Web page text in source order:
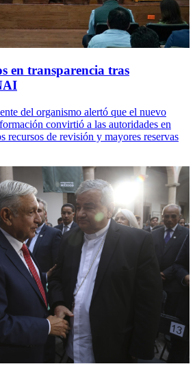
en transparencia tras
del organismo alertó que el nuevo
convirtió a las autoridades en
recursos de revisión y mayores reservas